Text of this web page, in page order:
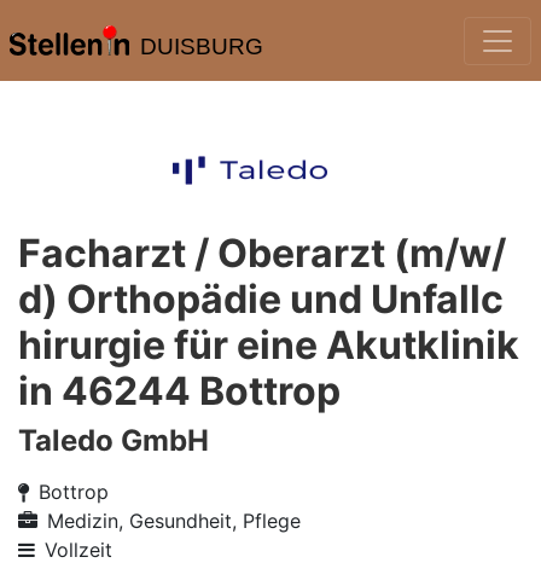
DUISBURG
Facharzt / Oberarzt (m/w/
d) Orthopädie und Unfallc
hirurgie für eine Akutklinik
in 46244 Bottrop
Taledo GmbH
Bottrop
Medizin, Gesundheit, Pflege
Vollzeit